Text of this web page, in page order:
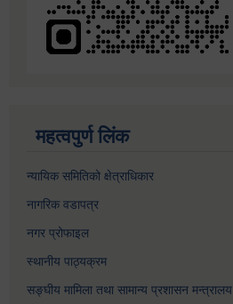
महत्वपुर्ण लिंक
न्यायिक समितिको क्षेत्राधिकार
नागरिक वडापत्र
नगर प्रोफाइल
स्थानीय पाठ्यक्रम
सङ्घीय मामिला तथा सामान्य प्रशासन मन्त्रालय